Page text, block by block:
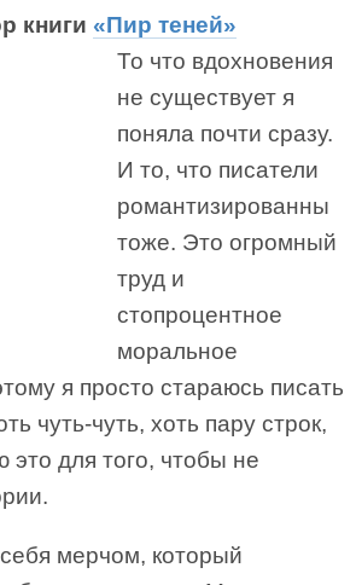
книги «Пир теней»
То что вдохновения
не существует я
поняла почти сразу.
И то, что писатели
романтизированны
тоже. Это огромный
труд и
стопроцентное
моральное
я просто стараюсь писать
чуть-чуть, хоть пару строк,
для того, чтобы не
мерчом, который